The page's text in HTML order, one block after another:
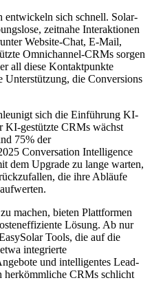
sich schnell. Solar-
zeitnahe Interaktionen
Website-Chat, E-Mail,
Omnichannel-CRMs sorgen
all diese Kontaktpunkte
Unterstützung, die Conversions
sich die Einführung KI-
KI-gestützte CRMs wächst
75% der
Conversation Intelligence
dem Upgrade zu lange warten,
die ihre Abläufe
machen, bieten Plattformen
Lösung. Ab nur
Tools, die auf die
integrierte
und intelligentes Lead-
herkömmliche CRMs schlicht